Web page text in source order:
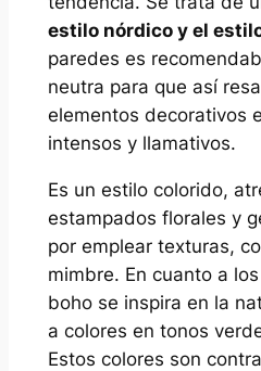
estilo nórdico y el
paredes es
neutra para que así
elementos decorativos
intensos y llamativos.
Es un estilo colorido,
estampados florales y
por emplear texturas,
mimbre. En cuanto a
boho se inspira en la
a colores en tonos
Estos colores son